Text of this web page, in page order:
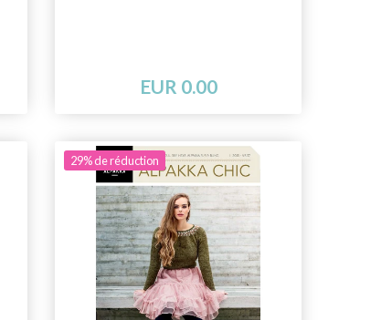
EUR 0.00
29% de réduction